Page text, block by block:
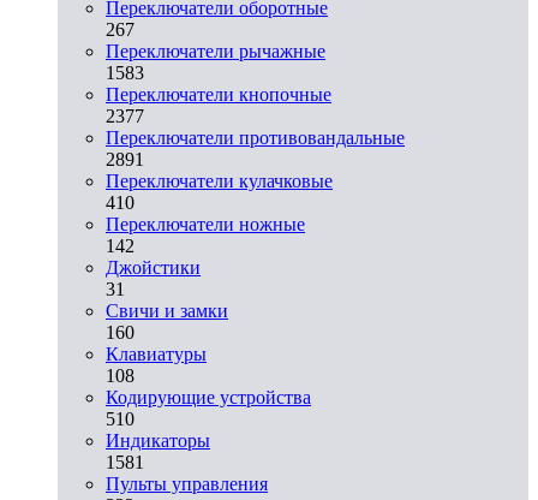
Переключатели оборотные
267
Переключатели рычажные
1583
Переключатели кнопочные
2377
Переключатели противовандальные
2891
Переключатели кулачковые
410
Переключатели ножные
142
Джойстики
31
Свичи и замки
160
Клавиатуры
108
Кодирующие устройства
510
Индикаторы
1581
Пульты управления